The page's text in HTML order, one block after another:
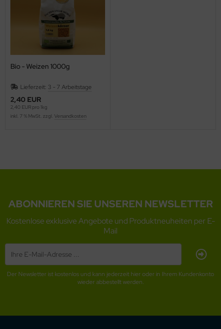
Bio - Weizen 1000g
Lieferzeit: 3 - 7 Arbeitstage
2,40 EUR
2,40 EUR pro 1kg
inkl. 7 % MwSt. zzgl. Versandkosten
ABONNIEREN SIE UNSEREN NEWSLETTER
Kostenlose exklusive Angebote und Produktneuheiten per E-
Mail
Der Newsletter ist kostenlos und kann jederzeit hier oder in Ihrem Kundenkonto
wieder abbestellt werden.